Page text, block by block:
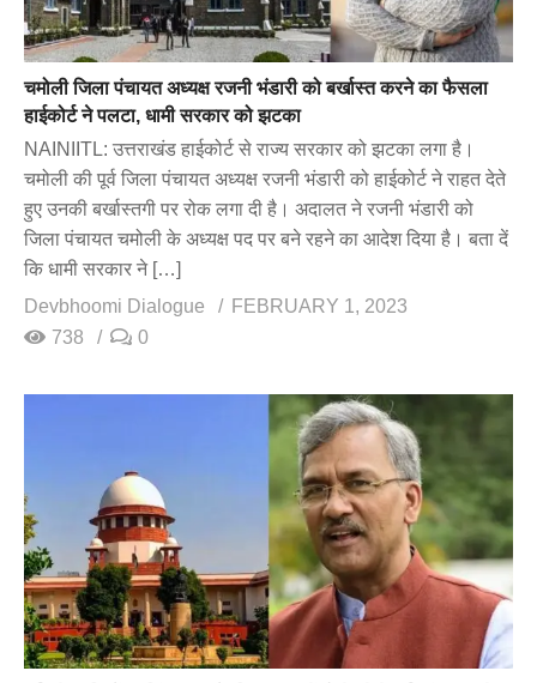
चमोली जिला पंचायत अध्यक्ष रजनी भंडारी को बर्खास्त करने का फैसला
हाईकोर्ट ने पलटा, धामी सरकार को झटका
NAINIITL: उत्तराखंड हाईकोर्ट से राज्य सरकार को झटका लगा है।
चमोली की पूर्व जिला पंचायत अध्यक्ष रजनी भंडारी को हाईकोर्ट ने राहत देते
हुए उनकी बर्खास्तगी पर रोक लगा दी है। अदालत ने रजनी भंडारी को
जिला पंचायत चमोली के अध्यक्ष पद पर बने रहने का आदेश दिया है। बता दें
कि धामी सरकार ने […]
Devbhoomi Dialogue
FEBRUARY 1, 2023
738
0